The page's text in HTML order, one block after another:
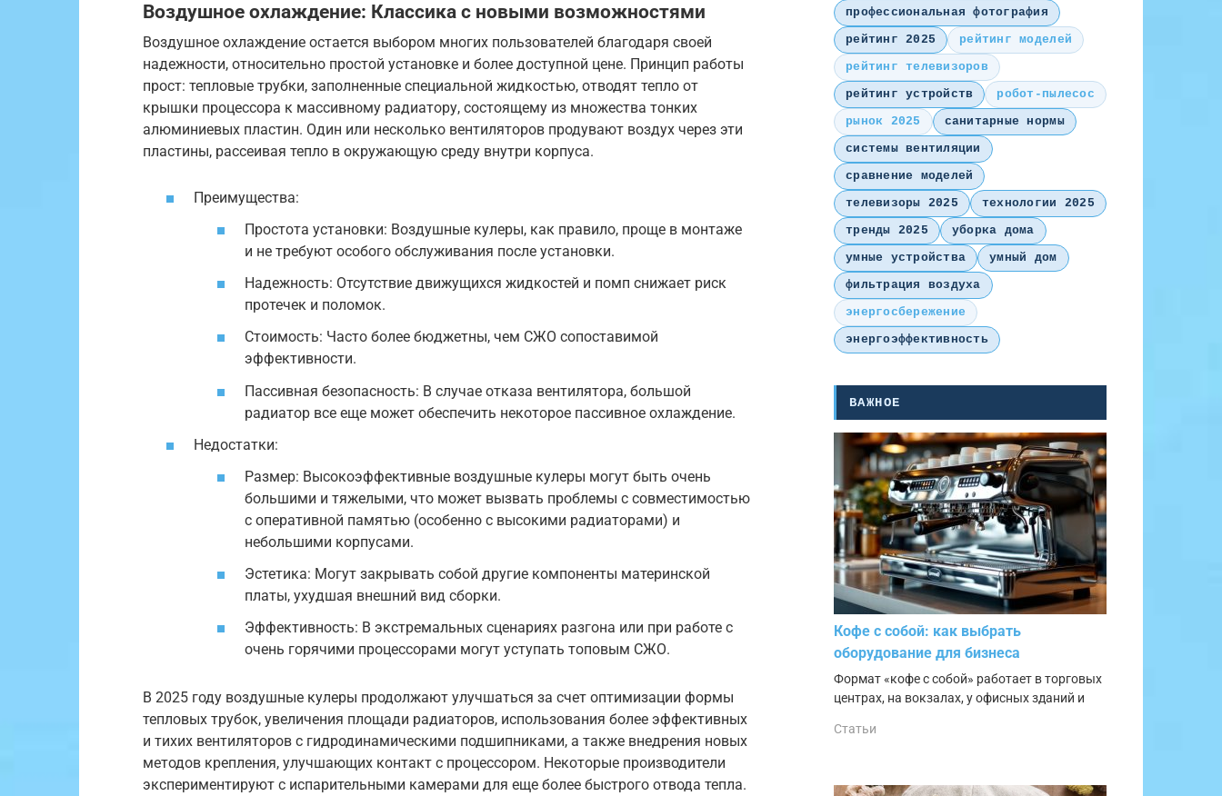
Воздушное охлаждение: Классика с новыми возможностями
Воздушное охлаждение остается выбором многих пользователей благодаря своей
надежности, относительно простой установке и более доступной цене. Принцип работы
прост: тепловые трубки, заполненные специальной жидкостью, отводят тепло от
крышки процессора к массивному радиатору, состоящему из множества тонких
алюминиевых пластин. Один или несколько вентиляторов продувают воздух через эти
пластины, рассеивая тепло в окружающую среду внутри корпуса.
Преимущества:
Простота установки: Воздушные кулеры, как правило, проще в монтаже
и не требуют особого обслуживания после установки.
Надежность: Отсутствие движущихся жидкостей и помп снижает риск
протечек и поломок.
Стоимость: Часто более бюджетны, чем СЖО сопоставимой
эффективности.
Пассивная безопасность: В случае отказа вентилятора, большой
радиатор все еще может обеспечить некоторое пассивное охлаждение.
Недостатки:
Размер: Высокоэффективные воздушные кулеры могут быть очень
большими и тяжелыми, что может вызвать проблемы с совместимостью
с оперативной памятью (особенно с высокими радиаторами) и
небольшими корпусами.
Эстетика: Могут закрывать собой другие компоненты материнской
платы, ухудшая внешний вид сборки.
Эффективность: В экстремальных сценариях разгона или при работе с
очень горячими процессорами могут уступать топовым СЖО.
В 2025 году воздушные кулеры продолжают улучшаться за счет оптимизации формы
тепловых трубок, увеличения площади радиаторов, использования более эффективных
и тихих вентиляторов с гидродинамическими подшипниками, а также внедрения новых
методов крепления, улучшающих контакт с процессором. Некоторые производители
экспериментируют с испарительными камерами для еще более быстрого отвода тепла.
профессиональная фотография
рейтинг 2025
рейтинг моделей
рейтинг телевизоров
рейтинг устройств
робот-пылесос
рынок 2025
санитарные нормы
системы вентиляции
сравнение моделей
телевизоры 2025
технологии 2025
тренды 2025
уборка дома
умные устройства
умный дом
фильтрация воздуха
энергосбережение
энергоэффективность
ВАЖНОЕ
Кофе с собой: как выбрать
оборудование для бизнеса
Формат «кофе с собой» работает в торговых
центрах, на вокзалах, у офисных зданий и
Статьи